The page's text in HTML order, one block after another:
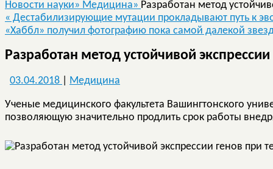
Новости науки» Медицина» Разработан метод
« Дестабилизирующие мутации прокладывают путь к
«Хаббл» получил фотографию пока самой далекой
Разработан метод устойчивой
03.04.2018 Медицина
Ученые медицинского факультета Вашингтонского
позволяющую значительно продлить срок работы